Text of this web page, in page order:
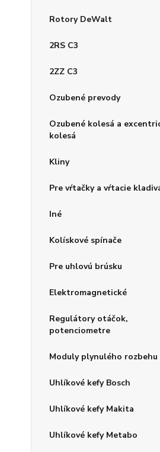
Rotory DeWalt
2RS C3
2ZZ C3
Ozubené prevody
Ozubené kolesá a
kolesá
Kliny
Pre vŕtačky a vŕtacie
Iné
Kolískové spínače
Pre uhlovú brúsku
Elektromagnetické
Regulátory otáčok,
potenciometre
Moduly plynulého rozbehu
Uhlíkové kefy Bosch
Uhlíkové kefy Makita
Uhlíkové kefy Metabo